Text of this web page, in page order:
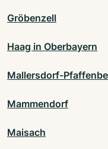
Gröbenzell
Haag in Oberbayern
Mallersdorf-
Mammendorf
Maisach